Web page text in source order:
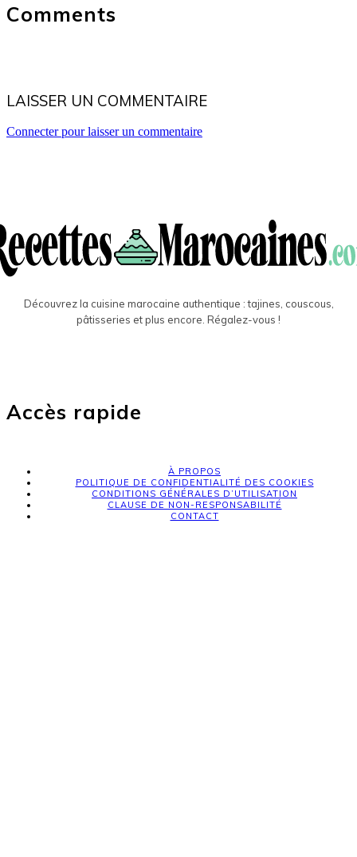
Comments
LAISSER UN COMMENTAIRE
Connecter pour laisser un commentaire
Découvrez la cuisine marocaine authentique : tajines, couscous,
pâtisseries et plus encore. Régalez-vous !
Accès rapide
À PROPOS
POLITIQUE DE CONFIDENTIALITÉ DES COOKIES
CONDITIONS GÉNÉRALES D’UTILISATION
CLAUSE DE NON-RESPONSABILITÉ
CONTACT